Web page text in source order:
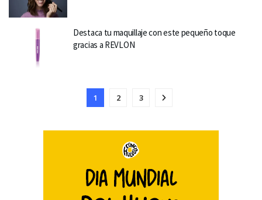
Destaca tu maquillaje con este pequeño toque
gracias a REVLON
1 2 3